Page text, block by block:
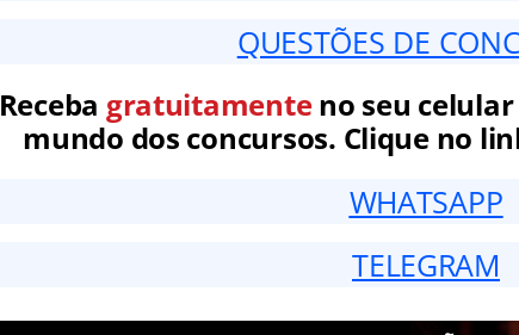
QUESTÕES DE
Receba gratuitamenteno seu
mundo dos concursos. Clique no
WHATSAPP
TELEGRAM